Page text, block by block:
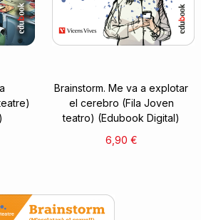
Brainstorm. Me va a explotar
el cerebro (Fila Joven
teatro) (Edubook Digital)
6,90 €